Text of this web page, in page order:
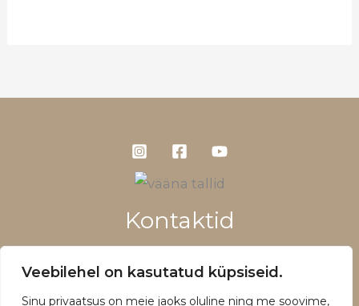
Veebilehel on kasutatud küpsiseid.
Sinu privaatsus on meie jaoks oluline ning me soovime,
Kontaktid
+372 5660 1028